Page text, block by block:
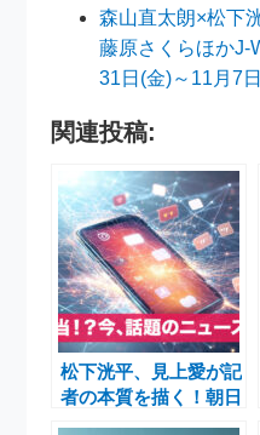
森山直太朗×松下
藤原さくらほかJ-
31日(金)～11月7日
関連投稿:
松下洸平、見上愛が記
者の本質を描く！朝日
新聞ショートドラマ